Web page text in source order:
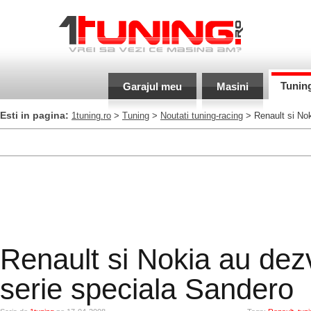
Garajul meu Masini
Esti in pagina: 1tuning.ro > Tuning > Noutati tuning-racing > Renault si
Renault si Nokia au
serie speciala Sandero